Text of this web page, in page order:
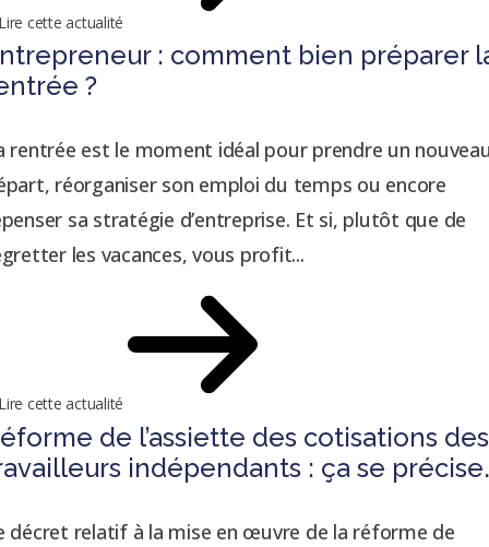
cette actualité
: comment bien préparer
?
rentrée est le moment idéal pour prendre un
réorganiser son emploi du temps ou encore
sa stratégie d’entreprise. Et si, plutôt que de
les vacances, vous profit...
cette actualité
de l’assiette des cotisations des
indépendants : ça se
décret relatif à la mise en œuvre de la réforme de